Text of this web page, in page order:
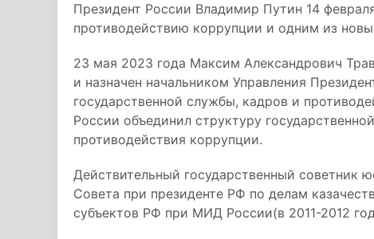
Президент России Владимир Путин 14
противодействию коррупции и одним из
23 мая 2023 года Максим Александрович
и назначен начальником Управления
государственной службы, кадров и
России объединил структуру
противодействия коррупции.
Действительный государственный советник
Совета при президенте РФ по делам
субъектов РФ при МИД России(в 2011-2012